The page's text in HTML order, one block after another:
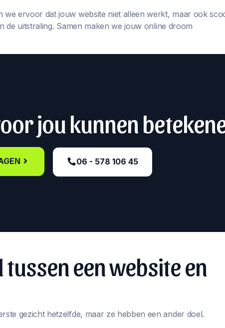
we ervoor dat jouw website niet alleen werkt, maar ook
de uitstraling. Samen maken we jouw online droom
jou kunnen
06 - 578 106 45‬
een website en
gezicht hetzelfde, maar ze hebben een ander doel.